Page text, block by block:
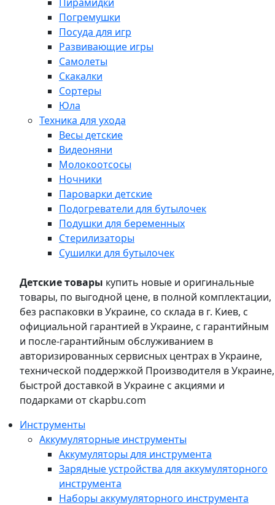
Погремушки
Посуда для игр
Развивающие игры
Самолеты
Скакалки
Сортеры
Юла
Техника для ухода
Весы детские
Видеоняни
Молокоотсосы
Ночники
Пароварки детские
Подогреватели для бутылочек
Подушки для беременных
Стерилизаторы
Сушилки для бутылочек
Детские товары купить новые и оригинальные
товары, по выгодной цене, в полной комплектации,
без распаковки в Украине, со склада в г. Киев, с
официальной гарантией в Украине, с гарантийным
и после-гарантийным обслуживанием в
авторизированных сервисных центрах в Украине,
технической поддержкой Производителя в Украине,
быстрой доставкой в Украине с акциями и
подарками от ckapbu.com
Инструменты
Аккумуляторные инструменты
Аккумуляторы для инструмента
Зарядные устройства для аккумуляторного
инструмента
Наборы аккумуляторного инструмента